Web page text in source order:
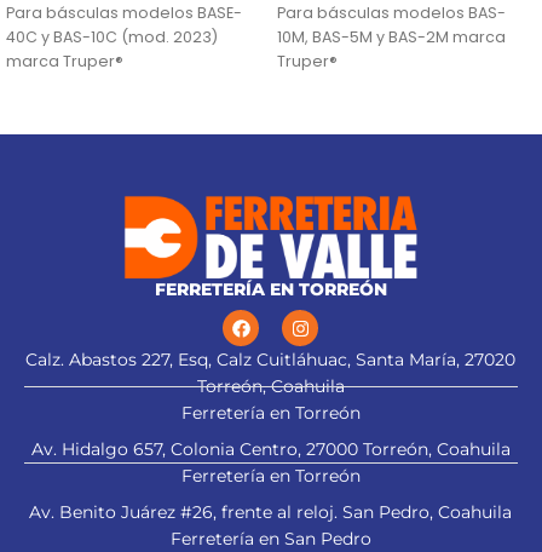
Para básculas modelos BASE-
40C y BAS-10C (mod. 2023)
marca Truper®
Para básculas modelos BAS-
10M, BAS-5M y BAS-2M marca
Truper®
FERRETERÍA EN TORREÓN
Calz. Abastos 227, Esq, Calz Cuitláhuac, Santa María, 27020
Torreón, Coahuila
Ferretería en Torreón
Av. Hidalgo 657, Colonia Centro, 27000 Torreón, Coahuila
Ferretería en Torreón
Av. Benito Juárez #26, frente al reloj. San Pedro, Coahuila
Ferretería en San Pedro